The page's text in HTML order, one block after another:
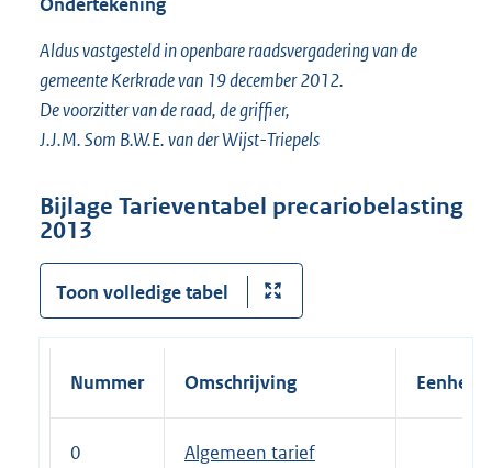
Aldus vastgesteld in openbare raadsvergadering van de
gemeente Kerkrade van 19 december 2012.
De voorzitter van de raad, de griffier,
J.J.M. Som B.W.E. van der Wijst-Triepels
Bijlage Tarieventabel precariobelasting
2013
Toon volledige tabel
Nummer Omschrijving Eenheid
0 Algemeen tarief